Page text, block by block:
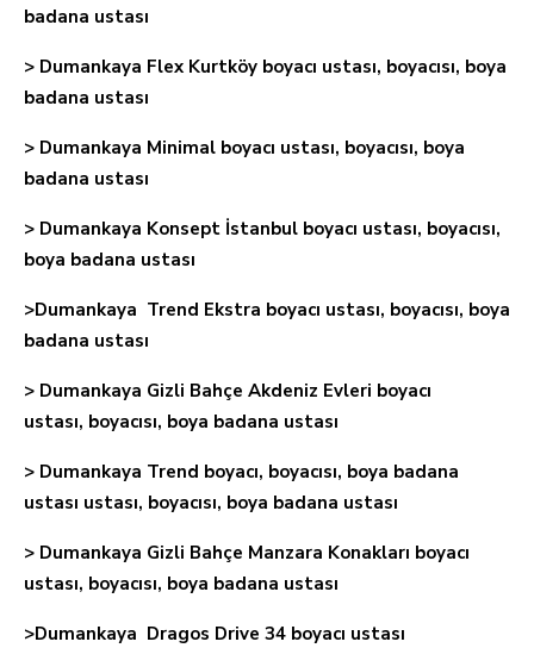
badana ustası
> Dumankaya Flex Kurtköy boyacı ustası, boyacısı, boya
badana ustası
> Dumankaya Minimal boyacı ustası, boyacısı, boya
badana ustası
> Dumankaya Konsept İstanbul boyacı ustası, boyacısı,
boya badana ustası
>Dumankaya Trend Ekstra boyacı ustası, boyacısı, boya
badana ustası
> Dumankaya Gizli Bahçe Akdeniz Evleri boyacı
ustası, boyacısı, boya badana ustası
> Dumankaya Trend boyacı, boyacısı, boya badana
ustası ustası, boyacısı, boya badana ustası
> Dumankaya Gizli Bahçe Manzara Konakları boyacı
ustası, boyacısı, boya badana ustası
>Dumankaya Dragos Drive 34 boyacı ustası